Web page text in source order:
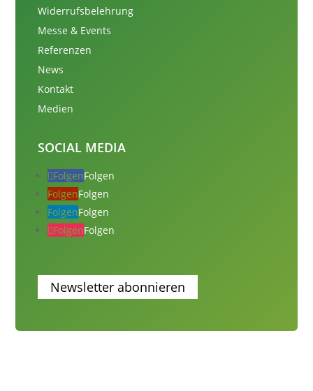
Widerrufsbelehrung
Messe & Events
Referenzen
News
Kontakt
Medien
SOCIAL MEDIA
FolgenFolgen
FolgenFolgen
FolgenFolgen
FolgenFolgen
Newsletter abonnieren